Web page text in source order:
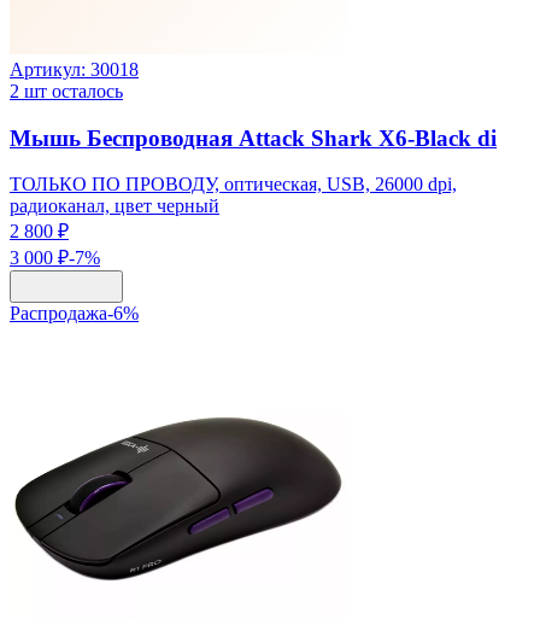
Артикул: 30018
2 шт осталось
Мышь Беспроводная Attack Shark X6-Black di
ТОЛЬКО ПО ПРОВОДУ, оптическая, USB, 26000 dpi,
радиоканал, цвет черный
2 800 ₽
3 000 ₽-7%
Распродажа-6%